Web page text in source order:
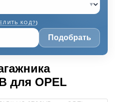
▾
КОД?)
Подобрать
для OPEL